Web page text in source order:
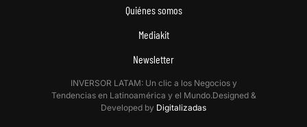
Quiénes somos
Mediakit
Newsletter
INVERSOR LATAM: Un clic a los Negocios y
Tendencias en Latinoamérica y el Mundo.Designed &
Developed by Digitalizadas